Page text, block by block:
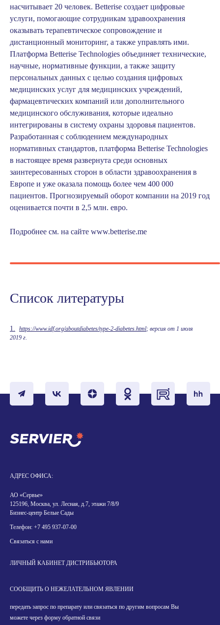
насчитывает 20 человек. Betterise создает цифровые
услуги, помогающие сотрудникам здравоохранения
оказывать терапевтическое сопровождение и
дистанционный мониторинг, а также управлять ими.
Платформа Betterise Technologies объединяет технические,
научные, нормативные функции, а также защиту
персональных данных с целью создания цифровых
медицинских услуг для медицинских учреждений,
фармацевтических компаний или дополнительного
медицинского обслуживания, которые идеально
интегрированы в систему охраны здоровья пациентов.
Разработанная с соблюдением международных
нормативных стандартов, платформа Betterise Technologies
в настоящее время развернута среди основных
заинтересованных сторон в области здравоохранения в
Европе и уже оказала помощь более чем 400 000
пациентов. Прогнозируемый оборот компании на 2019 год
оценивается почти в 2,5 млн. евро.
Подробнее см. на сайте www.betterise.me
Список литературы
1. https://www.idf.org/aboutdiabetes/type-2-diabetes.html; версия от 1 июля
2019 г.
АДРЕС ОФИСА:
АО «Сервье»
125196, Москва, ул. Лесная, д.7, этажи 7/8/9
Бизнес-центр Белые Сады
Телефон: +7 495 937-07-00
Связаться с нами
ЛИЧНЫЙ КАБИНЕТ ДИСТРИБЬЮТОРА
СООБЩИТЬ О НЕЖЕЛАТЕЛЬНОМ ЯВЛЕНИИ
передать запрос по препарату или связаться по другим вопросам Вы
можете через форму обратной связи